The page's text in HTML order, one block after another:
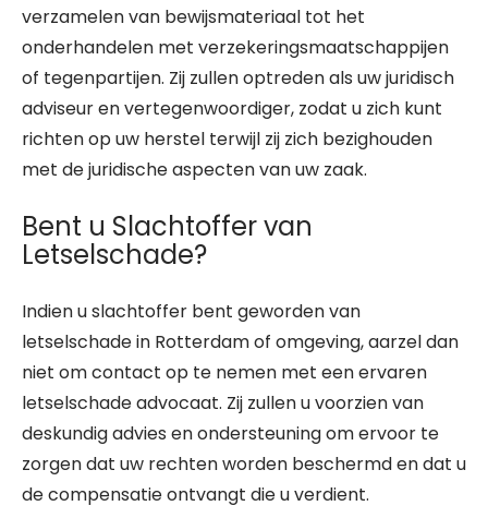
verzamelen van bewijsmateriaal tot het
onderhandelen met verzekeringsmaatschappijen
of tegenpartijen. Zij zullen optreden als uw juridisch
adviseur en vertegenwoordiger, zodat u zich kunt
richten op uw herstel terwijl zij zich bezighouden
met de juridische aspecten van uw zaak.
Bent u Slachtoffer van
Letselschade?
Indien u slachtoffer bent geworden van
letselschade in Rotterdam of omgeving, aarzel dan
niet om contact op te nemen met een ervaren
letselschade advocaat. Zij zullen u voorzien van
deskundig advies en ondersteuning om ervoor te
zorgen dat uw rechten worden beschermd en dat u
de compensatie ontvangt die u verdient.